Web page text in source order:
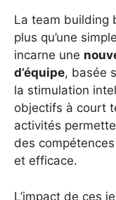
La team building
plus qu’une
incarne une
d’équipe, basée
la stimulation
objectifs à court
activités
des
et efficace.
L’impact de ces